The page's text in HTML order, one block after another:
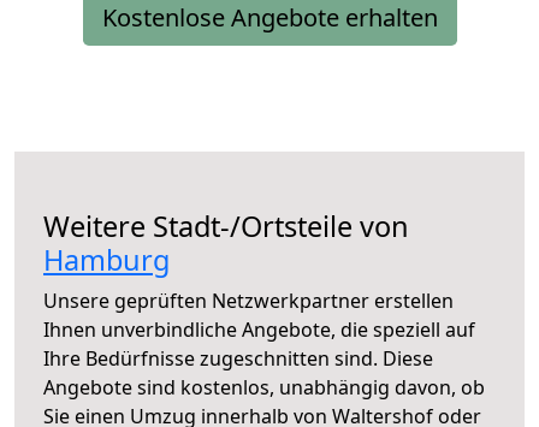
Kostenlose Angebote erhalten
Weitere Stadt-/Ortsteile von
Hamburg
Unsere geprüften Netzwerkpartner erstellen
Ihnen unverbindliche Angebote, die speziell auf
Ihre Bedürfnisse zugeschnitten sind. Diese
Angebote sind kostenlos, unabhängig davon, ob
Sie einen Umzug innerhalb von Waltershof oder